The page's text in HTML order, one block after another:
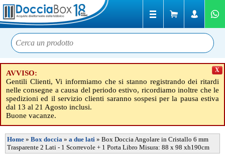
AVVISO:
Gentili Clienti, Vi informiamo che si stanno registrando dei ritardi
nelle consegne a causa del periodo estivo, ricordiamo inoltre che le
spedizioni ed il servizio clienti saranno sospesi per la pausa estiva
dal 13 al 21 Agosto inclusi.
Buone vacanze.
X
Home » Box doccia » a due lati » Box Doccia Angolare in Cristallo 6 mm
Trasparente 2 Lati - 1 Scorrevole + 1 Porta Libro Misura: 88 x 98 xh190cm